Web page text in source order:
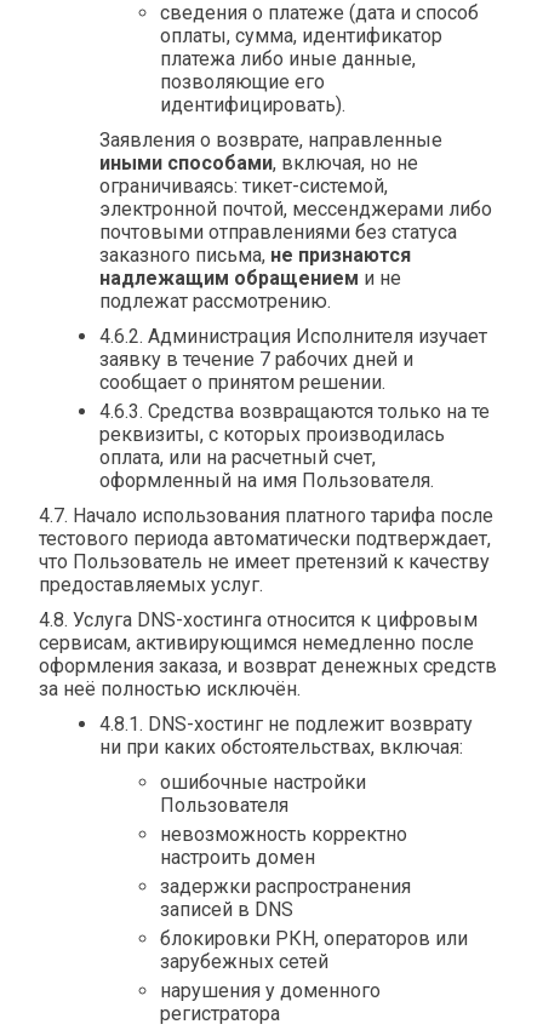
сведения о платеже (дата и способ
оплаты, сумма, идентификатор
платежа либо иные данные,
позволяющие его
идентифицировать).
Заявления о возврате, направленные
иными способами, включая, но не
ограничиваясь: тикет-системой,
электронной почтой, мессенджерами либо
почтовыми отправлениями без статуса
заказного письма, не признаются
надлежащим обращением и не
подлежат рассмотрению.
4.6.2. Администрация Исполнителя изучает
заявку в течение 7 рабочих дней и
сообщает о принятом решении.
4.6.3. Средства возвращаются только на те
реквизиты, с которых производилась
оплата, или на расчетный счет,
оформленный на имя Пользователя.
4.7. Начало использования платного тарифа после
тестового периода автоматически подтверждает,
что Пользователь не имеет претензий к качеству
предоставляемых услуг.
4.8. Услуга DNS-хостинга относится к цифровым
сервисам, активирующимся немедленно после
оформления заказа, и возврат денежных средств
за неё полностью исключён.
4.8.1. DNS-хостинг не подлежит возврату
ни при каких обстоятельствах, включая:
ошибочные настройки
Пользователя
невозможность корректно
настроить домен
задержки распространения
записей в DNS
блокировки РКН, операторов или
зарубежных сетей
нарушения у доменного
регистратора